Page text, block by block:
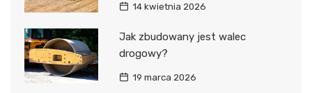
14 kwietnia 2026
Jak zbudowany jest walec
drogowy?
19 marca 2026